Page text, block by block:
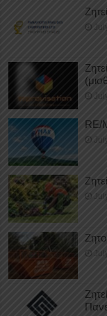
RE/